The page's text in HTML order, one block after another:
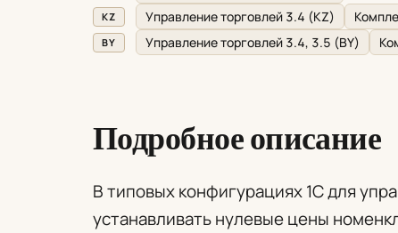
KZ Управление торговлей 3.4 (KZ)
BY Управление торговлей 3.4, 3.5 (BY)
Подробное описание
В типовых конфигурациях 1С для
устанавливать нулевые цены